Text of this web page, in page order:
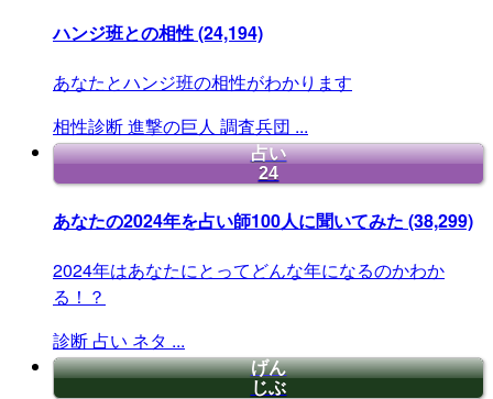
ハンジ班との相性(24,194)
あなたとハンジ班の相性がわかります
相性診断進撃の巨人 調査兵団 ...
占い
24
あなたの2024年を占い師100人に聞いてみた (38,299)
2024年はあなたにとってどんな年になるのかわか
る！？
診断 占い ネタ ...
げん
じぶ